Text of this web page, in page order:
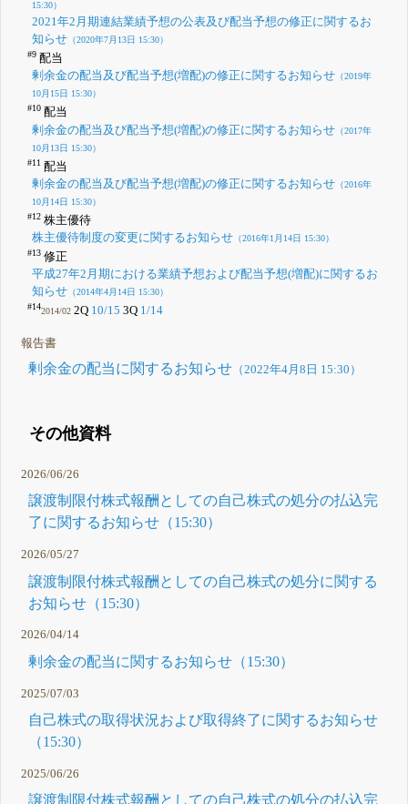
15:30）
2021年2月期連結業績予想の公表及び配当予想の修正に関するお
知らせ（2020年7月13日 15:30）
#9配当
剰余金の配当及び配当予想(増配)の修正に関するお知らせ（2019年
10月15日 15:30）
#10配当
剰余金の配当及び配当予想(増配)の修正に関するお知らせ（2017年
10月13日 15:30）
#11配当
剰余金の配当及び配当予想(増配)の修正に関するお知らせ（2016年
10月14日 15:30）
#12株主優待
株主優待制度の変更に関するお知らせ（2016年1月14日 15:30）
#13修正
平成27年2月期における業績予想および配当予想(増配)に関するお
知らせ（2014年4月14日 15:30）
#142014/022Q 10/15 3Q 1/14
報告書
剰余金の配当に関するお知らせ （2022年4月8日 15:30）
その他資料
2026/06/26
譲渡制限付株式報酬としての自己株式の処分の払込完
了に関するお知らせ（15:30）
2026/05/27
譲渡制限付株式報酬としての自己株式の処分に関する
お知らせ（15:30）
2026/04/14
剰余金の配当に関するお知らせ（15:30）
2025/07/03
自己株式の取得状況および取得終了に関するお知らせ
（15:30）
2025/06/26
譲渡制限付株式報酬としての自己株式の処分の払込完